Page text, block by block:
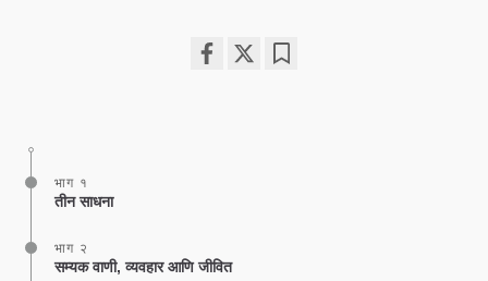
भाग १
तीन साधना
भाग २
सम्यक वाणी, व्यवहार आणि जीवित